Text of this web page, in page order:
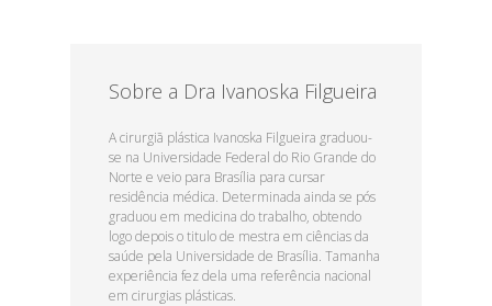
Sobre a Dra Ivanoska Filgueira
A cirurgiã plástica Ivanoska Filgueira graduou-
se na Universidade Federal do Rio Grande do
Norte e veio para Brasília para cursar
residência médica. Determinada ainda se pós
graduou em medicina do trabalho, obtendo
logo depois o titulo de mestra em ciências da
saúde pela Universidade de Brasília. Tamanha
experiência fez dela uma referência nacional
em cirurgias plásticas.